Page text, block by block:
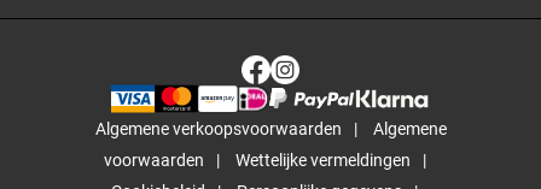
Algemene verkoopsvoorwaarden
Algemene
voorwaarden
Wettelijke vermeldingen